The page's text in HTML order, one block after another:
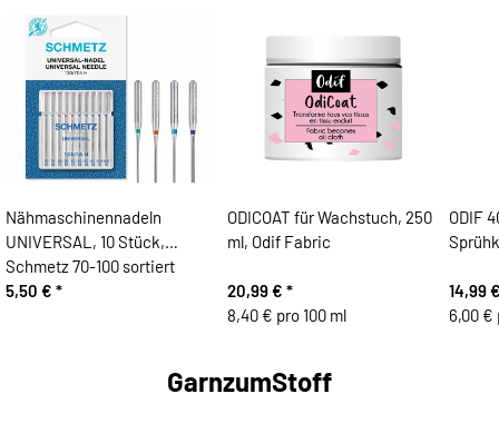
Nähmaschinennadeln
UNIVERSAL, 10 Stück,
Schmetz 70-100 sortiert
5,50 € *
ODICOAT für Wachstuch, 250
ml, Odif Fabric
20,99 € *
8,40 € pro 100 ml
ODIF
14,99
6,00 €
GarnzumStoff